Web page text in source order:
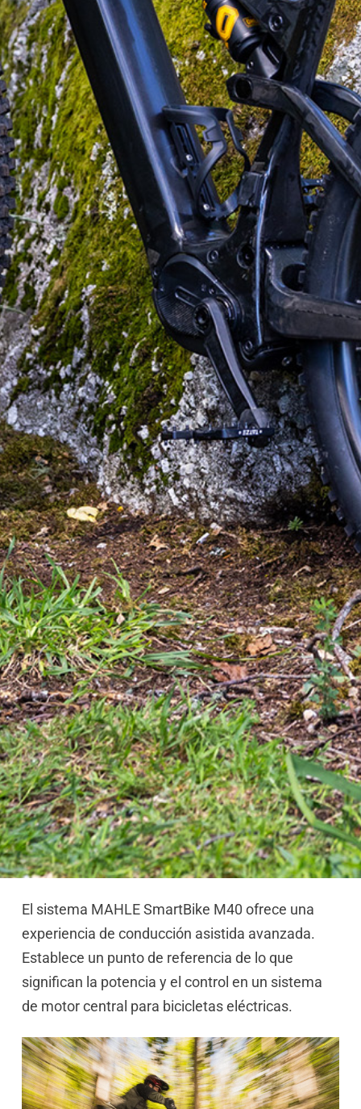
El sistema MAHLE SmartBike M40 ofrece una
experiencia de conducción asistida avanzada.
Establece un punto de referencia de lo que
significan la potencia y el control en un sistema
de motor central para bicicletas eléctricas.